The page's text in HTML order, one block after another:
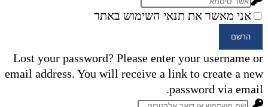
אני מאשר את תנאי השימוש באתר
הרשם
Lost your password? Please enter your username or
email address. You will receive a link to create a new
password via email.